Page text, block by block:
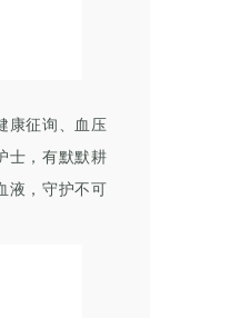
康征询、血压
士 ，有默默耕
，守护不可